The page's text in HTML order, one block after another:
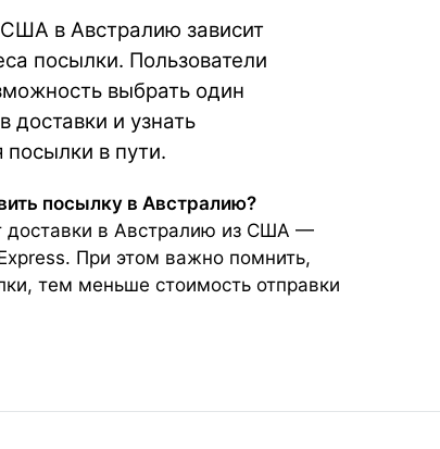
в Австралию зависит
посылки. Пользователи
выбрать один
доставки и узнать
в пути.
посылку в Австралию?
доставки в Австралию из США —
При этом важно помнить,
тем меньше стоимость отправки